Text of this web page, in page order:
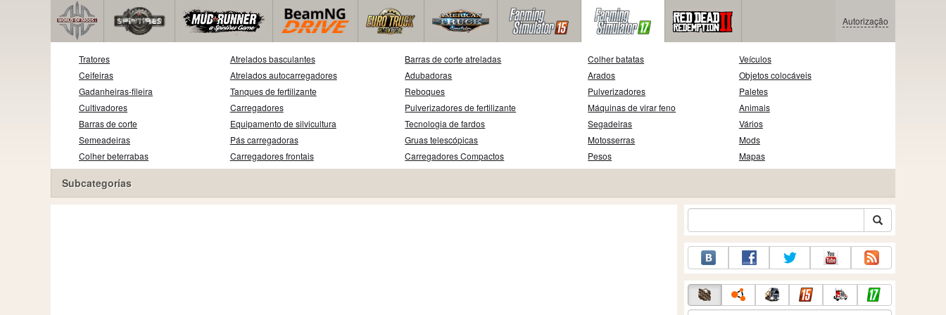
Autorização
Tratores
Ceifeiras
Gadanheiras-fileira
Cultivadores
Barras de corte
Semeadeiras
Colher beterrabas
Atrelados basculantes
Atrelados autocarregadores
Tanques de fertilizante
Carregadores
Equipamento de silvicultura
Pás carregadoras
Carregadores frontais
Barras de corte atreladas
Adubadoras
Reboques
Pulverizadores de fertilizante
Tecnologia de fardos
Gruas telescópicas
Carregadores Compactos
Colher batatas
Arados
Pulverizadores
Máquinas de virar feno
Segadeiras
Motosserras
Pesos
Veículos
Objetos colocáveis
Paletes
Animais
Vários
Mods
Mapas
Subcategorías